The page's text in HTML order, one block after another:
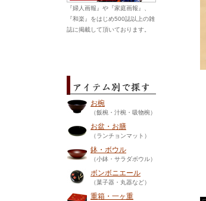
『婦人画報』や『家庭画報』、
『和楽』をはじめ500誌以上の雑
誌に掲載して頂いております。
お椀
（飯椀・汁椀・吸物椀）
お盆・お膳
（ランチョンマット）
鉢・ボウル
（小鉢・サラダボウル）
ボンボニエール
（菓子器・丸器など）
重箱・一ヶ重